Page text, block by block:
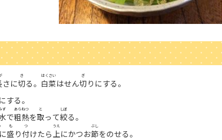
さに切
き
る。 白菜
はくさい
はせん切
ぎ
りにする。
する。
ず
で粗熱
あらねつ
を取
と
って絞
しぼ
る。
に盛
も
り付
つ
けたら 上
うえ
にかつお節
ぶし
をのせる。